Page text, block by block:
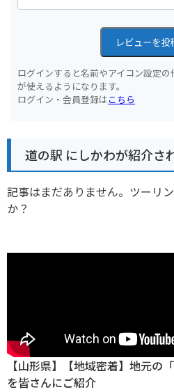
レビューを投
ログインすると名前やアイコン設定
が使えるようになります。
ログイン・会員登録はこちら
道の駅 にしかわが紹介さ
記事はまだありません。ツーリ
か？
【山形県】【地域密着】地元の
を皆さんにご紹介